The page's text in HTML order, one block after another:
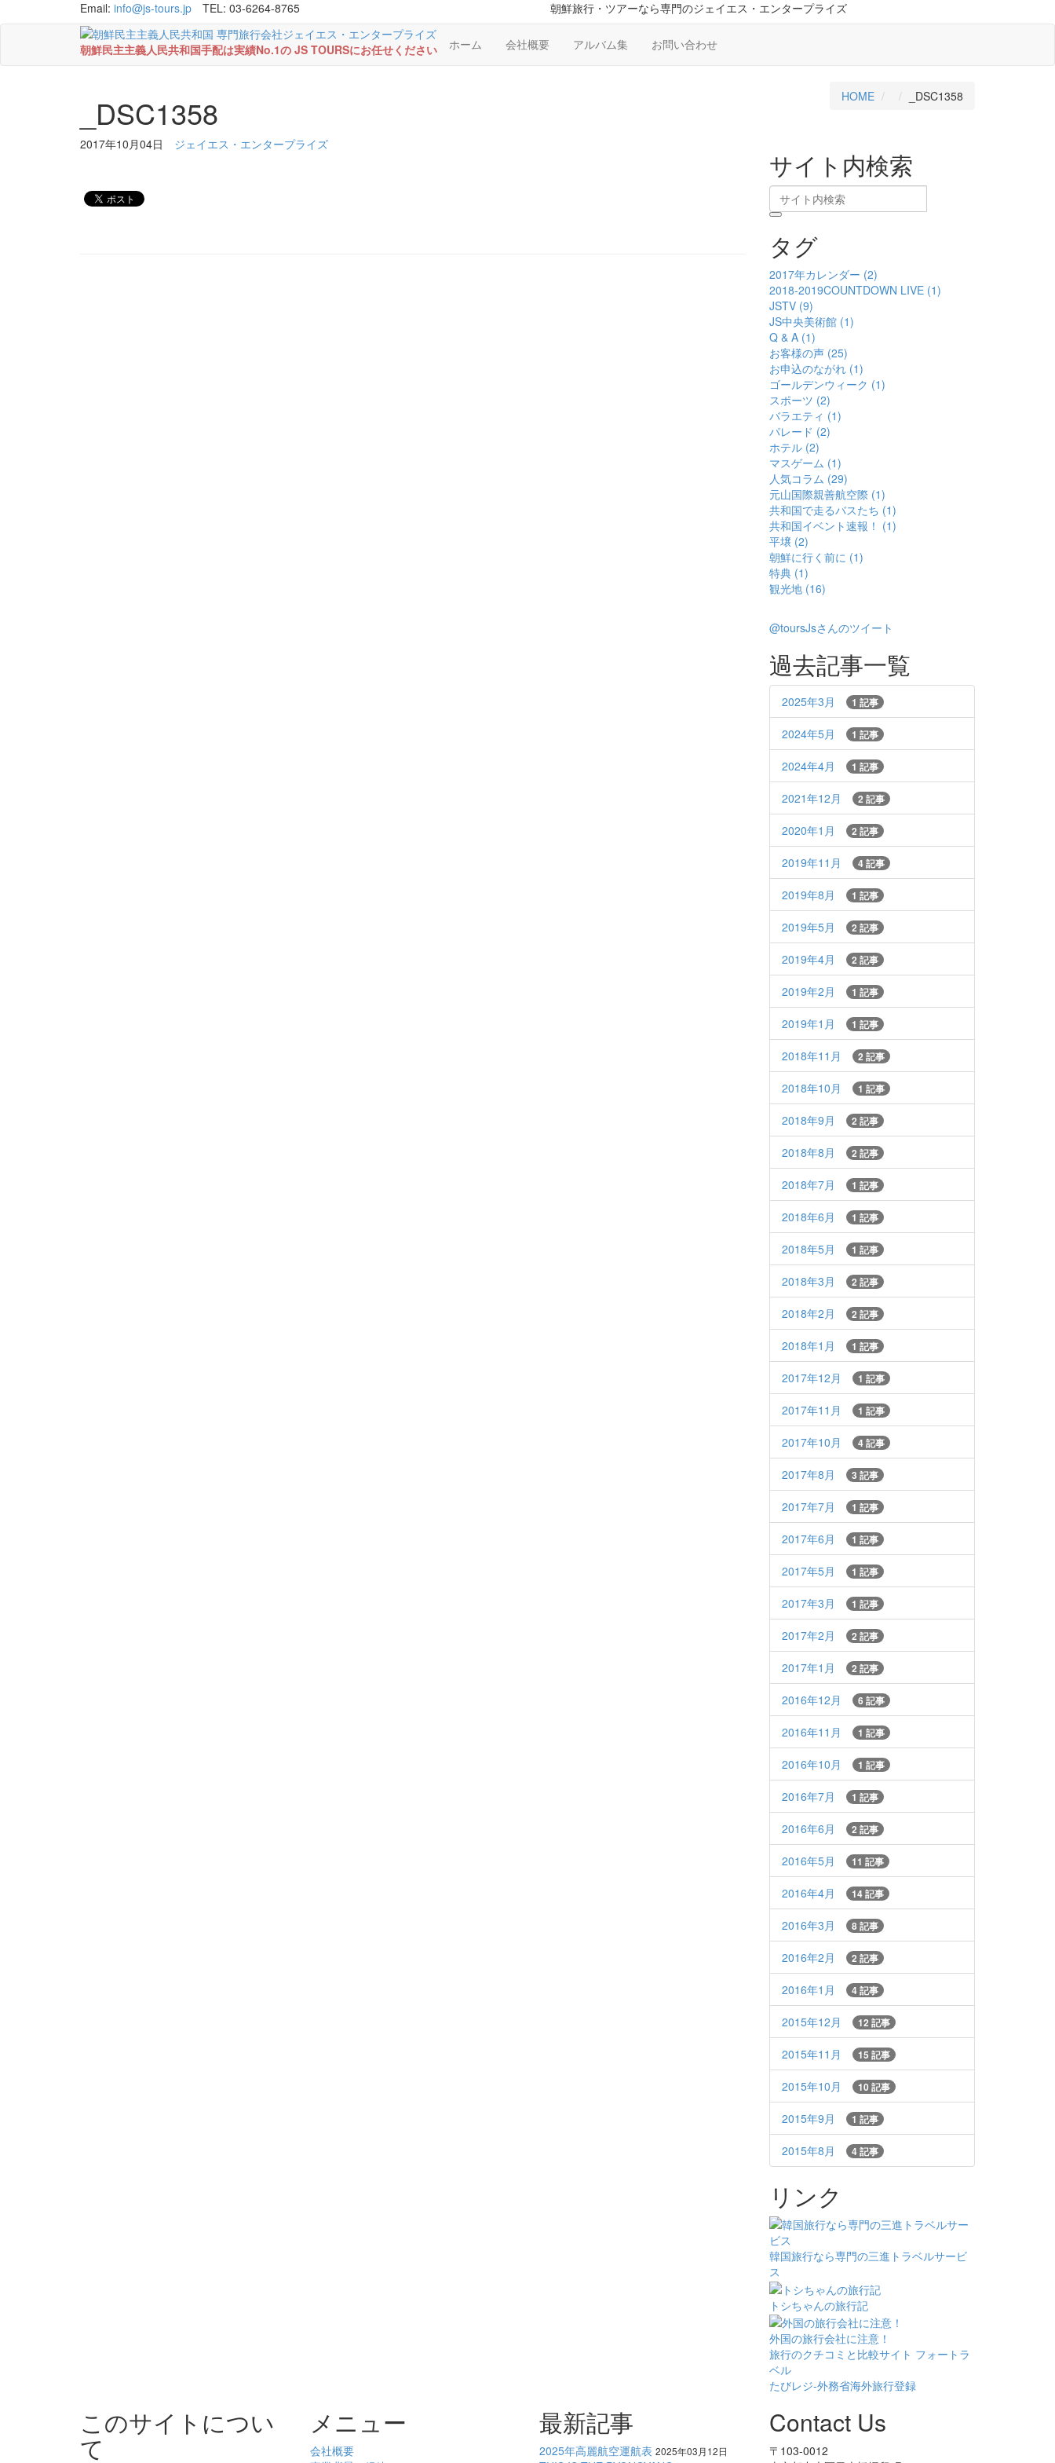
Email: info@js-tours.jp TEL: 03-6264-8765 朝鮮旅行・ツアーなら専門のジェイエス・エンタープライズ
朝鮮民主主義人民共和国手配は実績No.1の JS TOURSにお任せください ホーム 会社概要 アルバム集 お問い合わせ
_DSC1358 HOME _DSC1358
2017年10月04日 ジェイエス・エンタープライズ
サイト内検索
タグ
2017年カレンダー (2)
2018-2019COUNTDOWN LIVE (1)
JSTV (9)
JS中央美術館 (1)
Q & A (1)
お客様の声 (25)
お申込のながれ (1)
ゴールデンウィーク (1)
スポーツ (2)
バラエティ (1)
パレード (2)
ホテル (2)
マスゲーム (1)
人気コラム (29)
元山国際親善航空際 (1)
共和国で走るバスたち (1)
共和国イベント速報！ (1)
平壌 (2)
朝鮮に行く前に (1)
特典 (1)
観光地 (16)
@toursJsさんのツイート
過去記事一覧
2025年3月 1 記事
2024年5月 1 記事
2024年4月 1 記事
2021年12月 2 記事
2020年1月 2 記事
2019年11月 4 記事
2019年8月 1 記事
2019年5月 2 記事
2019年4月 2 記事
2019年2月 1 記事
2019年1月 1 記事
2018年11月 2 記事
2018年10月 1 記事
2018年9月 2 記事
2018年8月 2 記事
2018年7月 1 記事
2018年6月 1 記事
2018年5月 1 記事
2018年3月 2 記事
2018年2月 2 記事
2018年1月 1 記事
2017年12月 1 記事
2017年11月 1 記事
2017年10月 4 記事
2017年8月 3 記事
2017年7月 1 記事
2017年6月 1 記事
2017年5月 1 記事
2017年3月 1 記事
2017年2月 2 記事
2017年1月 2 記事
2016年12月 6 記事
2016年11月 1 記事
2016年10月 1 記事
2016年7月 1 記事
2016年6月 2 記事
2016年5月 11 記事
2016年4月 14 記事
2016年3月 8 記事
2016年2月 2 記事
2016年1月 4 記事
2015年12月 12 記事
2015年11月 15 記事
2015年10月 10 記事
2015年9月 1 記事
2015年8月 4 記事
リンク
韓国旅行なら専門の三進トラベルサービ
ス
トシちゃんの旅行記
外国の旅行会社に注意！
旅行のクチコミと比較サイト フォートラ
ベル
たびレジ-外務省海外旅行登録
このサイトについ
て
メニュー
会社概要
最新記事
2025年高麗航空運航表 2025年03月12日
Contact Us
〒103-0012